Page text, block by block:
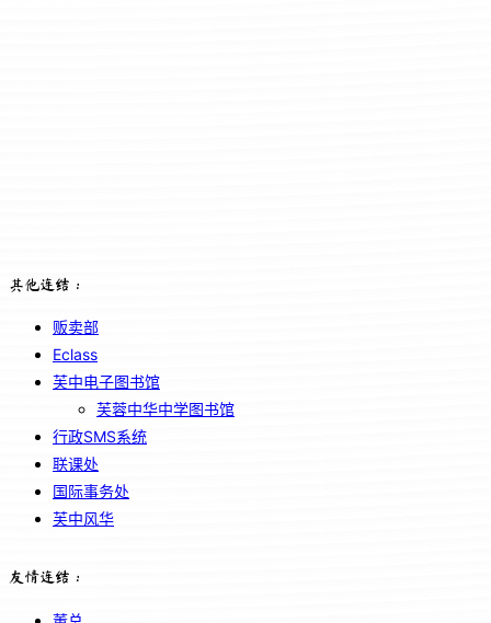
其他连结：
贩卖部
Eclass
芙中电子图书馆
芙蓉中华中学图书馆
行政SMS系统
联课处
国际事务处
芙中风华
友情连结：